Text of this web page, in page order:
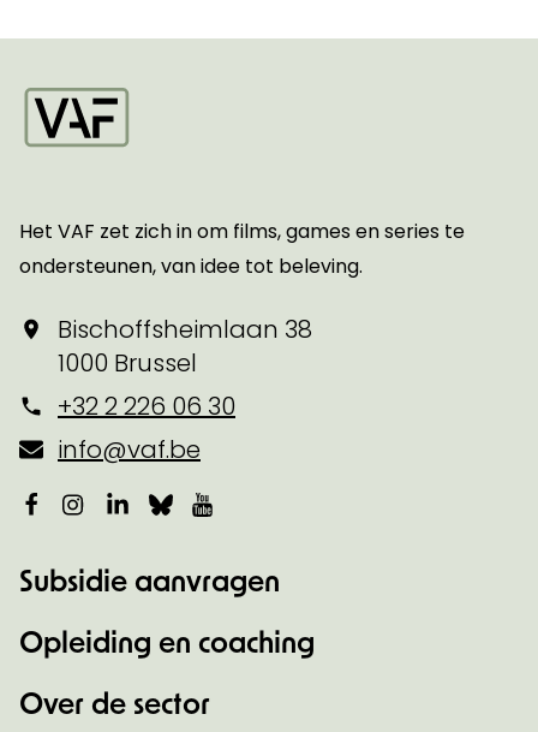
Het VAF zet zich in om films, games en series te
ondersteunen, van idee tot beleving.
Bischoffsheimlaan 38
1000 Brussel
+32 2 226 06 30
info@vaf.be
Facebook
Instagram
LinkedIn
Bluesky
Subsidie aanvragen
Opleiding en coaching
Over de sector